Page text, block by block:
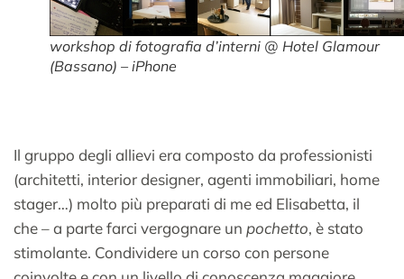
workshop di fotografia d’interni @ Hotel Glamour
(Bassano) – iPhone
Il gruppo degli allievi era composto da professionisti
(architetti, interior designer, agenti immobiliari, home
stager…) molto più preparati di me ed Elisabetta, il
che – a parte farci vergognare un pochetto, è stato
stimolante. Condividere un corso con persone